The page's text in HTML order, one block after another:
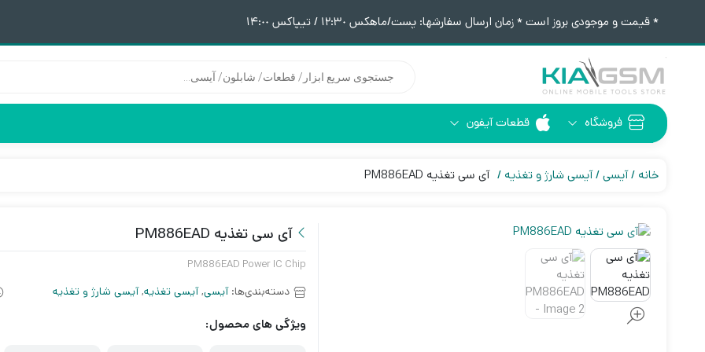
* قیمت و موجودی بروز است * زمان ارسال سفارشها: پست/ماهکس ١٢:٣٠ / تیپاکس ١۴:٠٠
محصولات
فروشگاه
ابزار لحیم کاری
قطعات آیفون
آیفون 6 خانه آیسی آیسی شارژ و تغذیه آی سی تغذیه PM886EAD
آی سی تغذیه PM886EAD
PM886EAD Power IC Chip
دسته‌بندی‌ها:آیسی,آیسی تغذیه,آیسی شارژ و تغذیه
ویژگی های محصول: